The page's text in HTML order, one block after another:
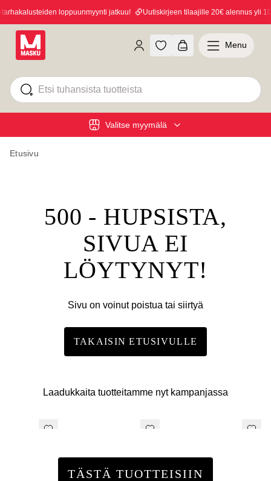
loppuunmyynti jatkuu! Uutiskirjeen tilaajille 20€ alennus yli
Valitse myymälä
Menu
Etusivu
500 - HUPSISTA,
SIVUA EI
LÖYTYNYT!
Sivu on voinut poistua tai siirtyä
TAKAISIN ETUSIVULLE
Laadukkaita tuotteitamme nyt kampanjassa
TÄSTÄ TUOTTEISIIN